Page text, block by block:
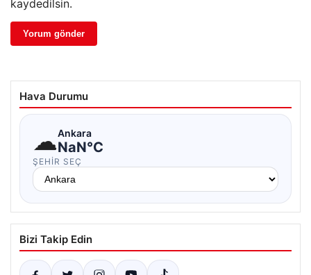
kaydedilsin.
Hava Durumu
☁Ankara
NaN°C
ŞEHIR SEÇ
Bizi Takip Edin